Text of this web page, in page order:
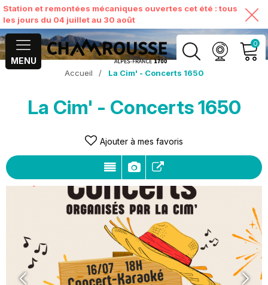
Station et remontées mécaniques ouvertes cet été : tous
les jours du 04 juillet au 30 août
MENU
0
MON COMPTE
VOIR MON PANIER
Accueil / La Cim' - Concerts 1650
La Cim' - Concerts 1650
Ajouter à mes favoris